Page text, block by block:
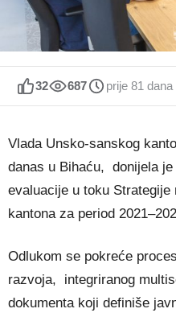
32 687 prije 81 dana
Vlada Unsko-sanskog
danas u Bihaću, donijela
evaluacije u toku
kantona za period
Odlukom se pokreće
razvoja, integriranog
dokumenta koji definiše